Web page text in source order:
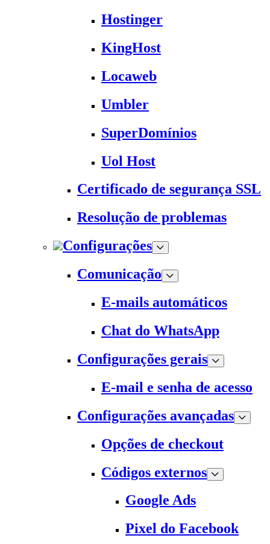
Hostinger
KingHost
Locaweb
Umbler
SuperDomínios
Uol Host
Certificado de segurança SSL
Resolução de problemas
Configurações
Comunicação
E-mails automáticos
Chat do WhatsApp
Configurações gerais
E-mail e senha de acesso
Configurações avançadas
Opções de checkout
Códigos externos
Google Ads
Pixel do Facebook